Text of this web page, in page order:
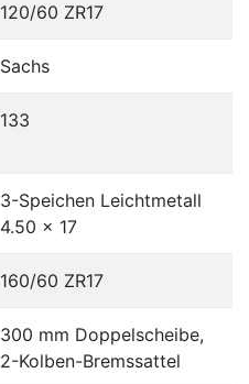
120/60 ZR17
Sachs
133
3-Speichen Leichtmetall
4.50 x 17
160/60 ZR17
300 mm Doppelscheibe,
2-Kolben-Bremssattel